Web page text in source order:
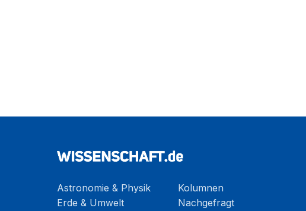
Astronomie & Physik
Erde & Umwelt
Kolumnen
Nachgefragt